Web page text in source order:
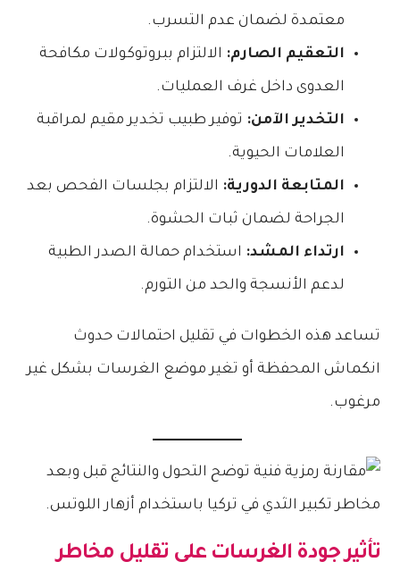
معتمدة لضمان عدم التسرب.
التعقيم الصارم: الالتزام ببروتوكولات مكافحة
العدوى داخل غرف العمليات.
التخدير الآمن: توفير طبيب تخدير مقيم لمراقبة
العلامات الحيوية.
المتابعة الدورية: الالتزام بجلسات الفحص بعد
الجراحة لضمان ثبات الحشوة.
ارتداء المشد: استخدام حمالة الصدر الطبية
لدعم الأنسجة والحد من التورم.
تساعد هذه الخطوات في تقليل احتمالات حدوث
انكماش المحفظة أو تغير موضع الغرسات بشكل غير
مرغوب.
تأثير جودة الغرسات على تقليل مخاطر